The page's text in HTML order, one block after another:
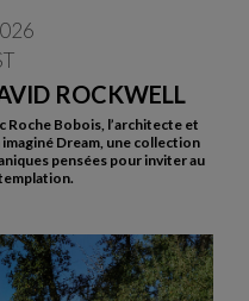
ROCKWELL
Roche Bobois, l’architecte et
Dream, une collection
pensées pour inviter au